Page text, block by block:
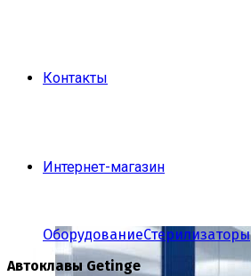
Контакты
Интернет-магазин
ОборудованиеСтерилизаторы
Автоклавы Getinge